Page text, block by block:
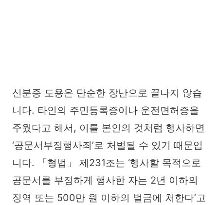
신분증 도용은 단순한 장난으로 끝나지 않습
니다. 타인의 주민등록증이나 운전면허증을
주웠다고 해서, 이를 본인의 것처럼 행사하면
‘공문서부정행사죄’로 처벌될 수 있기 때문입
니다. 「형법」 제231조는 ‘행사할 목적으로
공문서를 부정하게 행사한 자는 2년 이하의
징역 또는 500만 원 이하의 벌금에 처한다’고